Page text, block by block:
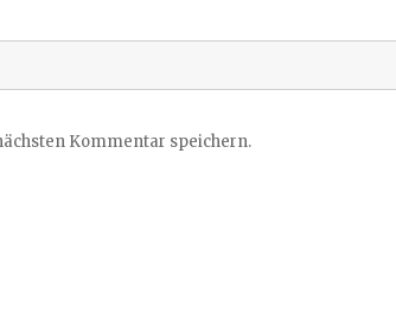
Kommentar speichern.